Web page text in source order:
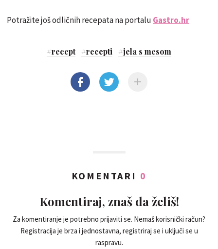
Potražite još odličnih recepata na portalu Gastro.hr
#recept #recepti #jela s mesom
KOMENTARI 0
Komentiraj, znaš da želiš!
Za komentiranje je potrebno prijaviti se. Nemaš korisnički račun?
Registracija je brza i jednostavna, registriraj se i uključi se u
raspravu.